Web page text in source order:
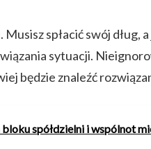
spłacić swój dług,
sytuacji.
będzie znaleźć
spółdzielni i wspólnot